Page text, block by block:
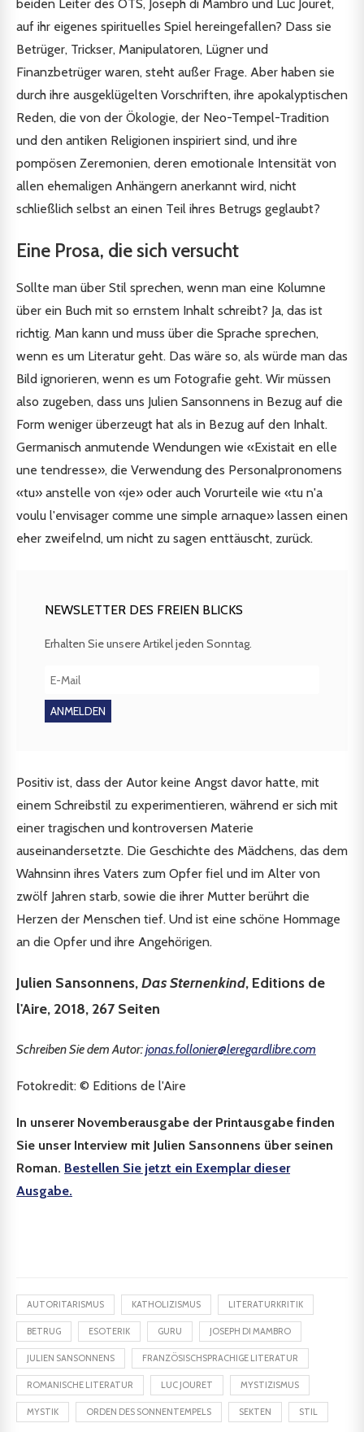
beiden Leiter des OTS, Joseph di Mambro und Luc Jouret,
auf ihr eigenes spirituelles Spiel hereingefallen? Dass sie
Betrüger, Trickser, Manipulatoren, Lügner und
Finanzbetrüger waren, steht außer Frage. Aber haben sie
durch ihre ausgeklügelten Vorschriften, ihre apokalyptischen
Reden, die von der Ökologie, der Neo-Tempel-Tradition
und den antiken Religionen inspiriert sind, und ihre
pompösen Zeremonien, deren emotionale Intensität von
allen ehemaligen Anhängern anerkannt wird, nicht
schließlich selbst an einen Teil ihres Betrugs geglaubt?
Eine Prosa, die sich versucht
Sollte man über Stil sprechen, wenn man eine Kolumne
über ein Buch mit so ernstem Inhalt schreibt? Ja, das ist
richtig. Man kann und muss über die Sprache sprechen,
wenn es um Literatur geht. Das wäre so, als würde man das
Bild ignorieren, wenn es um Fotografie geht. Wir müssen
also zugeben, dass uns Julien Sansonnens in Bezug auf die
Form weniger überzeugt hat als in Bezug auf den Inhalt.
Germanisch anmutende Wendungen wie «Existait en elle
une tendresse», die Verwendung des Personalpronomens
«tu» anstelle von «je» oder auch Vorurteile wie «tu n'a
voulu l'envisager comme une simple arnaque» lassen einen
eher zweifelnd, um nicht zu sagen enttäuscht, zurück.
NEWSLETTER DES FREIEN BLICKS
Erhalten Sie unsere Artikel jeden Sonntag.
Positiv ist, dass der Autor keine Angst davor hatte, mit
einem Schreibstil zu experimentieren, während er sich mit
einer tragischen und kontroversen Materie
auseinandersetzte. Die Geschichte des Mädchens, das dem
Wahnsinn ihres Vaters zum Opfer fiel und im Alter von
zwölf Jahren starb, sowie die ihrer Mutter berührt die
Herzen der Menschen tief. Und ist eine schöne Hommage
an die Opfer und ihre Angehörigen.
Julien Sansonnens,Das Sternenkind, Editions de
l'Aire, 2018, 267 Seiten
Schreiben Sie dem Autor:jonas.follonier@leregardlibre.com
Fotokredit: © Editions de l'Aire
In unserer Novemberausgabe der Printausgabe finden
Sie unser Interview mit Julien Sansonnens über seinen
Roman. Bestellen Sie jetzt ein Exemplar dieser
Ausgabe.
AUTORITARISMUS KATHOLIZISMUS LITERATURKRITIK
BETRUG ESOTERIK GURU JOSEPH DI MAMBRO
JULIEN SANSONNENS FRANZÖSISCHSPRACHIGE LITERATUR
ROMANISCHE LITERATUR LUC JOURET MYSTIZISMUS
MYSTIK ORDEN DES SONNENTEMPELS SEKTEN STIL